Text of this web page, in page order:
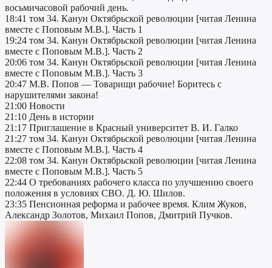
восьмичасовой рабочий день.
18:41 том 34. Канун Октябрьской революции [читая Ленина
вместе с Поповым М.В.]. Часть 1
19:24 том 34. Канун Октябрьской революции [читая Ленина
вместе с Поповым М.В.]. Часть 2
20:06 том 34. Канун Октябрьской революции [читая Ленина
вместе с Поповым М.В.]. Часть 3
20:47 М.В. Попов — Товарищи рабочие! Боритесь с
нарушителями закона!
21:00 Новости
21:10 День в истории
21:17 Приглашение в Красный университет В. И. Галко
21:27 том 34. Канун Октябрьской революции [читая Ленина
вместе с Поповым М.В.]. Часть 4
22:08 том 34. Канун Октябрьской революции [читая Ленина
вместе с Поповым М.В.]. Часть 5
22:44 О требованиях рабочего класса по улучшению своего
положения в условиях СВО. Д. Ю. Шилов.
23:35 Пенсионная реформа и рабочее время. Клим Жуков,
Александр Золотов, Михаил Попов, Дмитрий Пучков.